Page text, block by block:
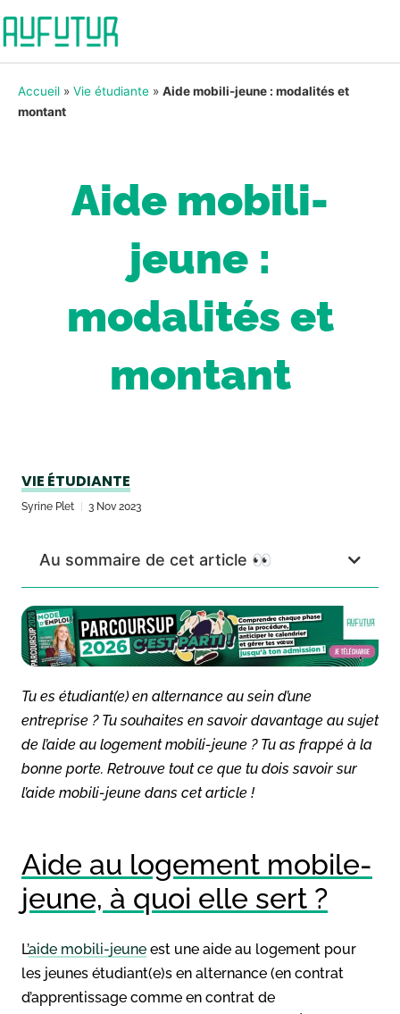
Accueil » Vie étudiante » Aide mobili-jeune : modalités et
montant
Aide mobili-
jeune :
modalités et
montant
VIE ÉTUDIANTE
Syrine Plet 3 Nov 2023
Au sommaire de cet article 👀
Tu es étudiant(e) en alternance au sein d’une
entreprise ? Tu souhaites en savoir davantage au sujet
de l’aide au logement mobili-jeune ? Tu as frappé à la
bonne porte. Retrouve tout ce que tu dois savoir sur
l’aide mobili-jeune dans cet article !
Aide au logement mobile-
jeune, à quoi elle sert ?
L’aide mobili-jeune est une aide au logement pour
les jeunes étudiant(e)s en alternance (en contrat
d’apprentissage comme en contrat de